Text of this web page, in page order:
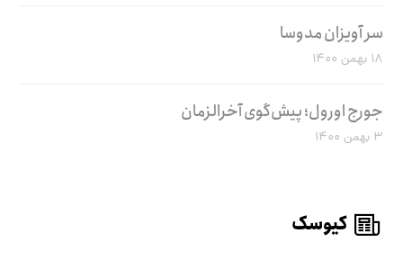
سر آویزان مدوسا
۱۸ بهمن ۱۴۰۰
جورج اورول؛ پیش‌گوی آخرالزمان
۳ بهمن ۱۴۰۰
کیوسک